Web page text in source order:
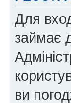
Для
займає
ви